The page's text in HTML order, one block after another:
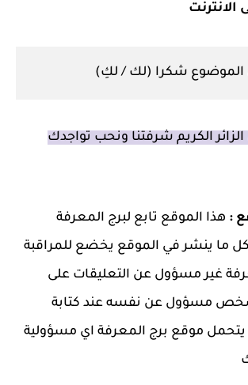
الانترنت
الموضوع شكرا (لك / لكِ)
الكريم شرفتنا ونحب تواجدك
: هذا الموقع تابع لبرج المعرفة
ما ينشر في الموقع يخضع للمراقبة
غير مسؤول عن التعليقات على
مسؤول عن نفسه عند كتابة
يتحمل موقع برج المعرفة اي مسؤولية